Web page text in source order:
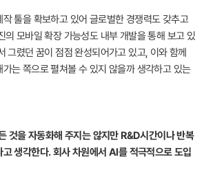
툴을 확보하고 있어 글로벌한 경쟁력도 갖추고
의 모바일 확장 가능성도 내부 개발을 통해 보고 있
그렸던 꿈이 점점 완성되어가고 있고, 이와 함께
는 쪽으로 펼쳐볼 수 있지 않을까 생각하고 있는
것을 자동화해 주지는 않지만 R&D시간이나 반복
생각한다. 회사 차원에서 AI를 적극적으로 도입